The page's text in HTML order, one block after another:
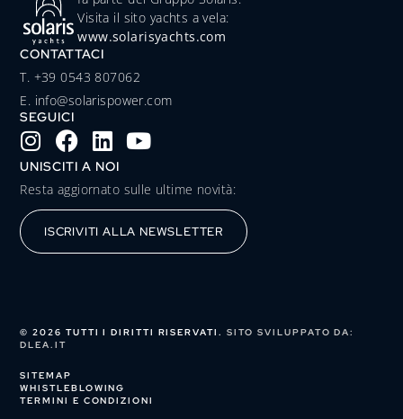
Visita il sito yachts a vela:
www.solarisyachts.com
CONTATTACI
‭T. +39 0543 807062‬
E. info@solarispower.com
SEGUICI
UNISCITI A NOI
Resta aggiornato sulle ultime novità:
ISCRIVITI ALLA NEWSLETTER
© 2026 TUTTI I DIRITTI RISERVATI. SITO SVILUPPATO DA:
DLEA.IT
SITEMAP
WHISTLEBLOWING
TERMINI E CONDIZIONI